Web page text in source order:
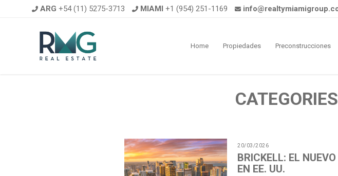
ARG +54 (11) 5275-3713 MIAMI +1 (954) 251-1169
Home Propiedades Preconstrucciones
20/03/2026
BRICKELL: EL
EN EE. UU.